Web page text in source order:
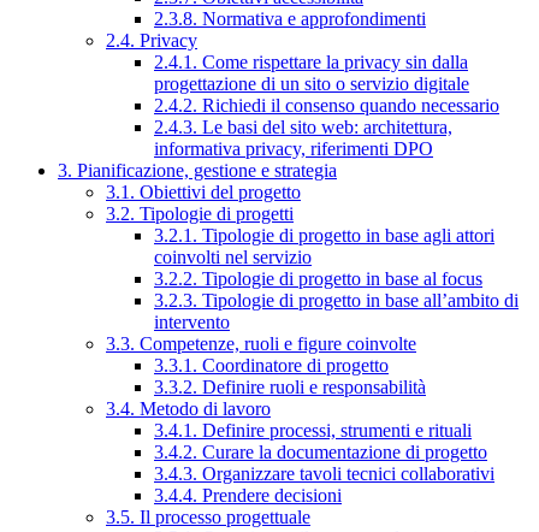
2.3.8. Normativa e approfondimenti
2.4. Privacy
2.4.1. Come rispettare la privacy sin dalla
progettazione di un sito o servizio digitale
2.4.2. Richiedi il consenso quando necessario
2.4.3. Le basi del sito web: architettura,
informativa privacy, riferimenti DPO
3. Pianificazione, gestione e strategia
3.1. Obiettivi del progetto
3.2. Tipologie di progetti
3.2.1. Tipologie di progetto in base agli attori
coinvolti nel servizio
3.2.2. Tipologie di progetto in base al focus
3.2.3. Tipologie di progetto in base all’ambito di
intervento
3.3. Competenze, ruoli e figure coinvolte
3.3.1. Coordinatore di progetto
3.3.2. Definire ruoli e responsabilità
3.4. Metodo di lavoro
3.4.1. Definire processi, strumenti e rituali
3.4.2. Curare la documentazione di progetto
3.4.3. Organizzare tavoli tecnici collaborativi
3.4.4. Prendere decisioni
3.5. Il processo progettuale